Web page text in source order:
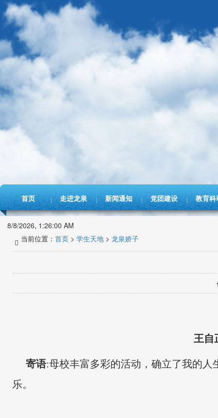
首页 走进龙泉 新闻通知 党团建设 教育科
8/8/2026, 1:26:01 AM
当前位置： 首页 > 学生天地 > 龙泉娇子
王自
寄语:母校丰富多彩的活动，确立了我的人
乐。